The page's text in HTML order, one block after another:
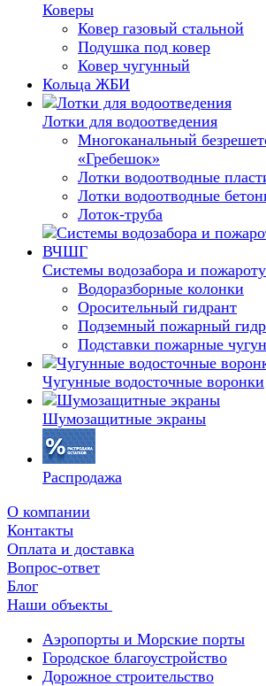
Коверы
Ковер газовый стальной
Подушка под ковер
Ковер чугунный
Кольца ЖБИ
Лотки для водоотведения
Многоканальный
«Гребешок»
Лотки водоотводные
Лотки водоотводные
Лоток-труба
Системы водозабора и
Водоразборные колонки
Оросительный гидрант
Подземный пожарный
Подставки пожарные
Чугунные водосточные воронки
Шумозащитные экраны
Распродажа
О компании
Контакты
Оплата и доставка
Вопрос-ответ
Блог
Наши объекты
Аэропорты и Морские порты
Городское благоустройство
Дорожное строительство